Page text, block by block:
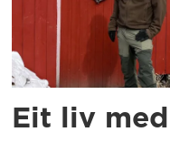
Eit liv